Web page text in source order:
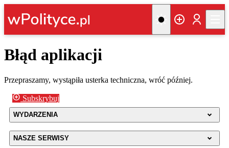
Błąd aplikacji
Przepraszamy, wystąpiła usterka techniczna, wróć później.
Subskrybuj
WYDARZENIA
NASZE SERWISY